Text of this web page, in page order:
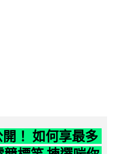
！ 如何享最多